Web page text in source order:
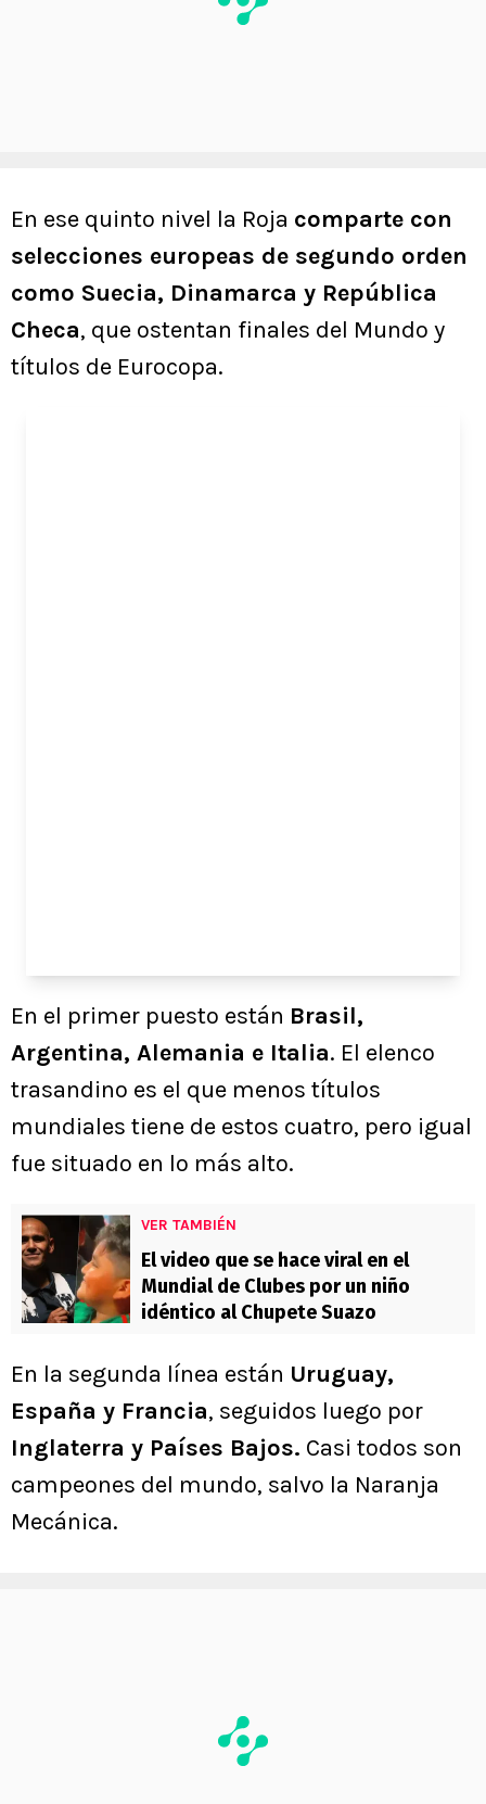
En ese quinto nivel la Roja comparte con
selecciones europeas de segundo orden
como Suecia, Dinamarca y República
Checa, que ostentan finales del Mundo y
títulos de Eurocopa.
En el primer puesto están Brasil,
Argentina, Alemania e Italia. El elenco
trasandino es el que menos títulos
mundiales tiene de estos cuatro, pero igual
fue situado en lo más alto.
VER TAMBIÉN
El video que se hace viral en el
Mundial de Clubes por un niño
idéntico al Chupete Suazo
En la segunda línea están Uruguay,
España y Francia, seguidos luego por
Inglaterra y Países Bajos. Casi todos son
campeones del mundo, salvo la Naranja
Mecánica.